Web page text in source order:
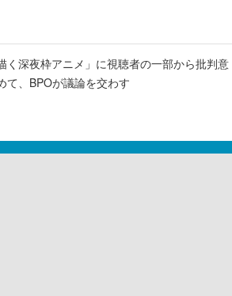
く深夜枠アニメ」に視聴者の一部から批判意
て、BPOが議論を交わす